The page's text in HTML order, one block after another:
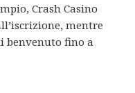
Crash Casino
mentre
benvenuto fino a